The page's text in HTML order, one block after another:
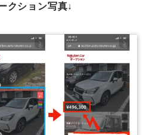
クション写真↓